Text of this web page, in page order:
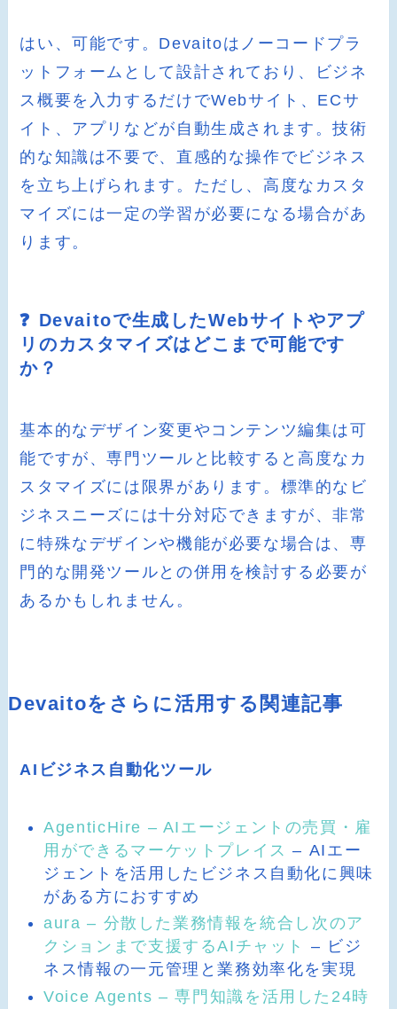
はい、可能です。Devaitoはノーコードプラ
ットフォームとして設計されており、ビジネ
ス概要を入力するだけでWebサイト、ECサ
イト、アプリなどが自動生成されます。技術
的な知識は不要で、直感的な操作でビジネス
を立ち上げられます。ただし、高度なカスタ
マイズには一定の学習が必要になる場合があ
ります。
❓ Devaitoで生成したWebサイトやアプ
リのカスタマイズはどこまで可能です
か？
基本的なデザイン変更やコンテンツ編集は可
能ですが、専門ツールと比較すると高度なカ
スタマイズには限界があります。標準的なビ
ジネスニーズには十分対応できますが、非常
に特殊なデザインや機能が必要な場合は、専
門的な開発ツールとの併用を検討する必要が
あるかもしれません。
Devaitoをさらに活用する関連記事
AIビジネス自動化ツール
AgenticHire – AIエージェントの売買・雇
用ができるマーケットプレイス – AIエー
ジェントを活用したビジネス自動化に興味
がある方におすすめ
aura – 分散した業務情報を統合し次のア
クションまで支援するAIチャット
– ビジ
ネス情報の一元管理と業務効率化を実現
Voice Agents – 専門知識を活用した24時